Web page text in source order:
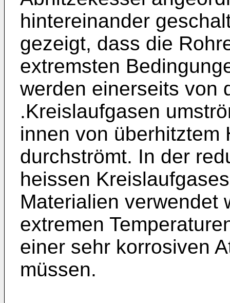
hintereinander
gezeigt, dass die
extremsten
werden einerseits von
.Kreislaufgasen
innen von überhitztem
durchströmt. In der
heissen
Materialien verwendet
extremen
einer sehr korrosiven
müssen.